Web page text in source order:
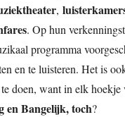
,
. Op hun
programma
en te luisteren. Het is
doen, want in elk hoekje
en Bangelijk, toch?